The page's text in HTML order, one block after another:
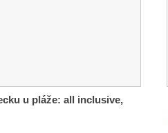
u pláže: all inclusive,